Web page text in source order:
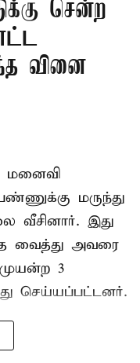
சென்ற
வினை
மனைவி
மருந்து
வீசினார். இது
வைத்து அவரை
3
செய்யப்பட்டனர்.